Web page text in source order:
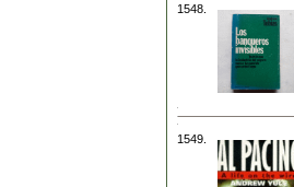
1548.
1549.